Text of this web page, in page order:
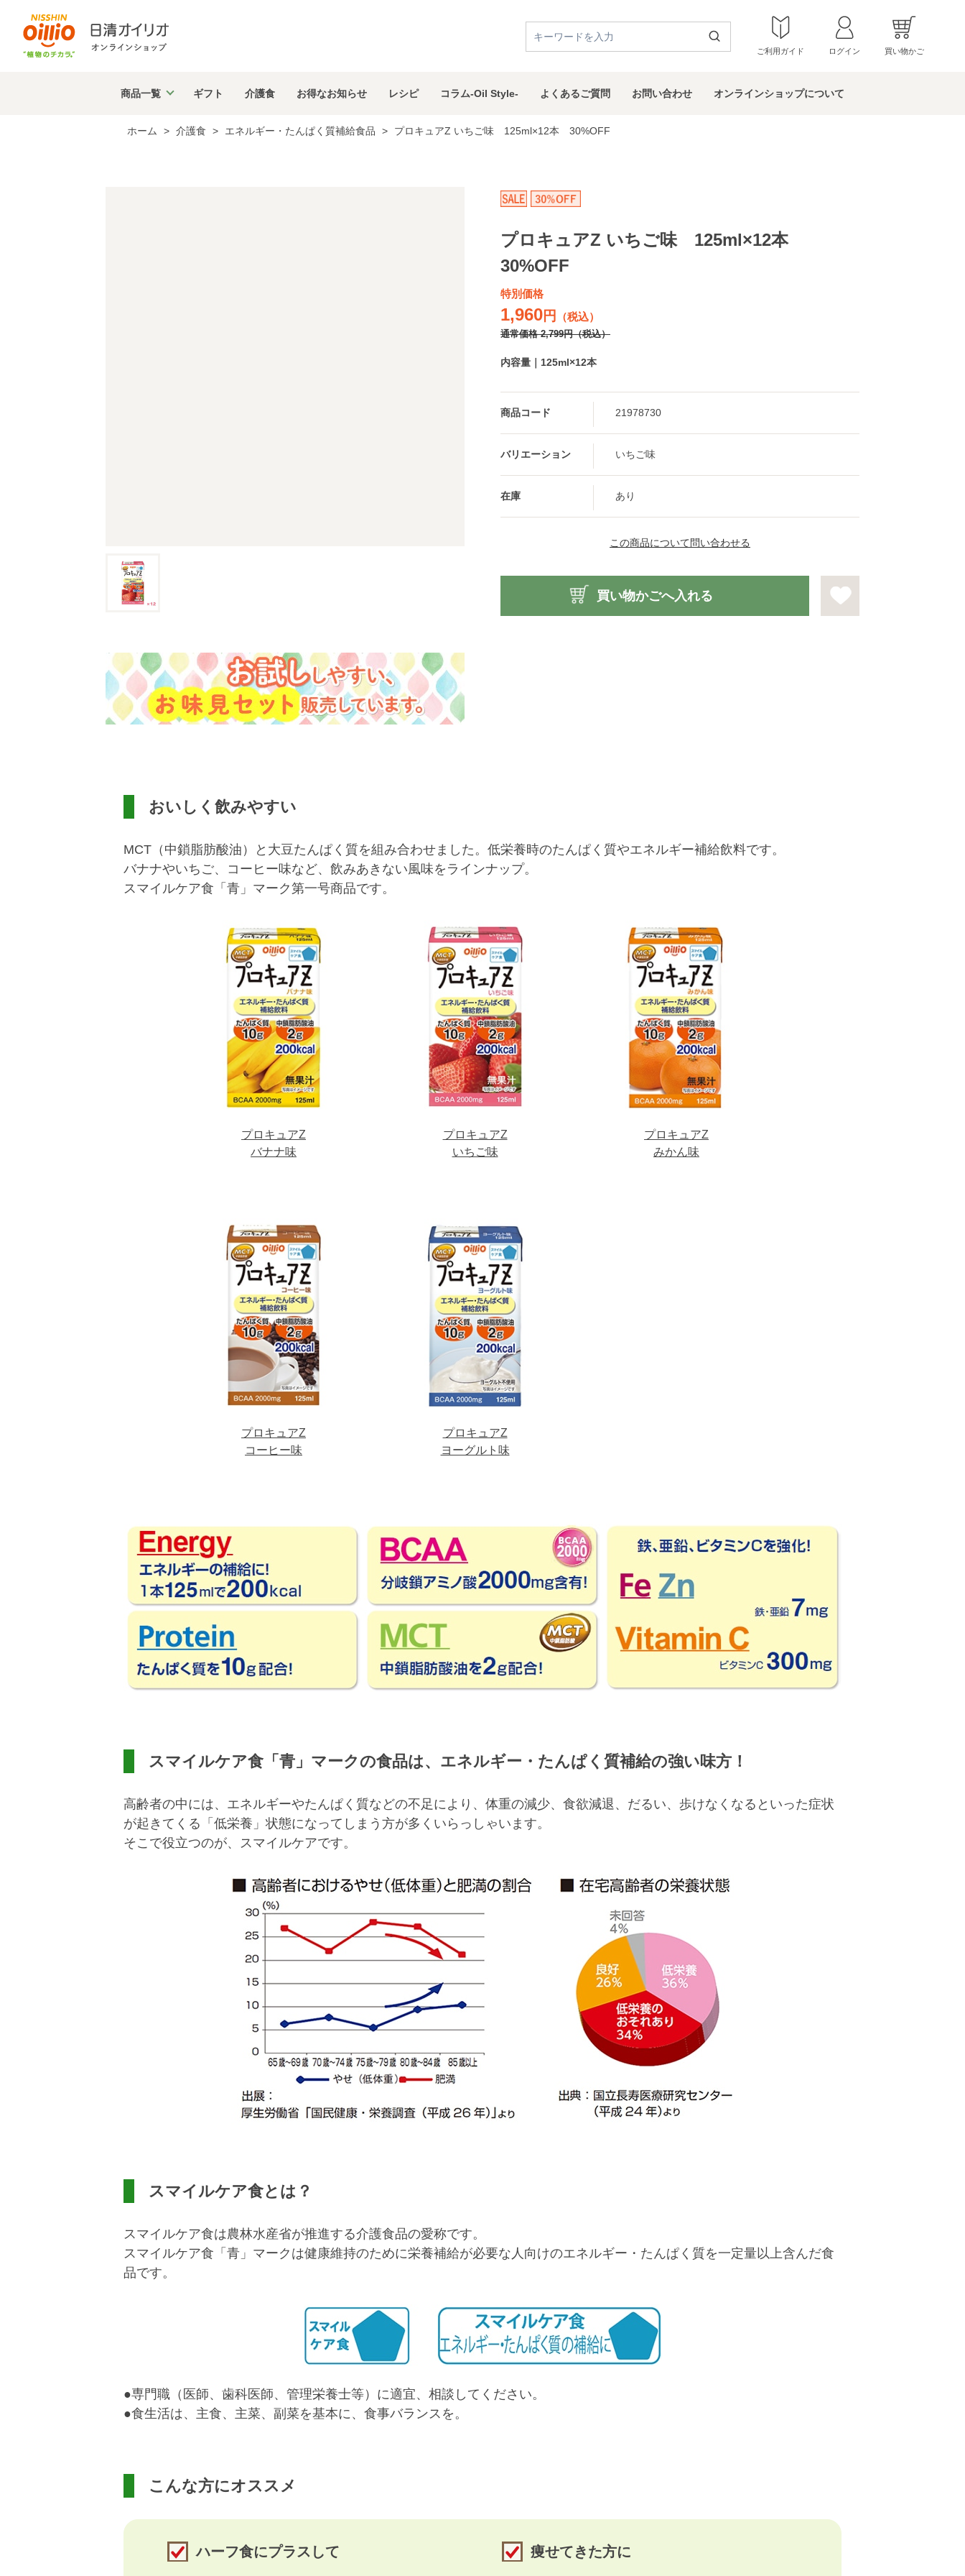
ご利用ガイド ログイン 買い物かご
商品一覧 ギフト 介護食 お得なお知らせ レシピ コラム-Oil Style- よくあるご質問 お問い合わせ オンラインショップについて
ホーム > 介護食 > エネルギー・たんぱく質補給食品 > プロキュアZ いちご味 125ml×12本 30%OFF
おいしく飲みやすい
MCT（中鎖脂肪酸油）と大豆たんぱく質を組み合わせました。低栄養時のたんぱく質やエネルギー補給飲料です。
バナナやいちご、コーヒー味など、飲みあきない風味をラインナップ。
スマイルケア食「青」マーク第一号商品です。
プロキュアZ
バナナ味
プロキュアZ
いちご味
プロキュアZ
みかん味
プロキュアZ
コーヒー味
プロキュアZ
ヨーグルト味
スマイルケア食「青」マークの食品は、エネルギー・たんぱく質補給の強い味方！
高齢者の中には、エネルギーやたんぱく質などの不足により、体重の減少、食欲減退、だるい、歩けなくなるといった症状
が起きてくる「低栄養」状態になってしまう方が多くいらっしゃいます。
そこで役立つのが、スマイルケアです。
スマイルケア食とは？
スマイルケア食は農林水産省が推進する介護食品の愛称です。
スマイルケア食「青」マークは健康維持のために栄養補給が必要な人向けのエネルギー・たんぱく質を一定量以上含んだ食
品です。
●専門職（医師、歯科医師、管理栄養士等）に適宜、相談してください。
●食生活は、主食、主菜、副菜を基本に、食事バランスを。
こんな方にオススメ
ハーフ食にプラスして 痩せてきた方に
内容量｜125ml×12本
プロキュアZ いちご味 125ml×12本
30%OFF
特別価格
1,960円 （税込）
通常価格2,799円（税込）
商品コード 21978730
いちご味
在庫 あり
買い物かごへ入れる
この商品について問い合わせる